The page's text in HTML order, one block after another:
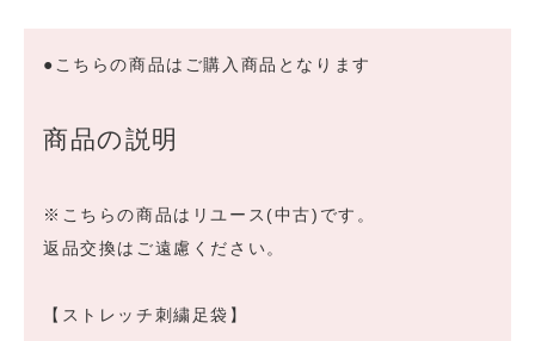
●こちらの商品はご購入商品となります
商品の説明
※こちらの商品はリユース(中古)です。
返品交換はご遠慮ください。
【ストレッチ刺繍足袋】